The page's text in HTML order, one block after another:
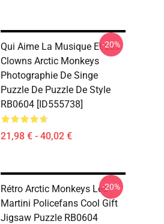
Qui Aime La Musique Et Les
Clowns Arctic Monkeys
Photographie De Singe
Puzzle De Puzzle De Style
RB0604 [ID555738]
21,98 € - 40,02 €
-20%
Rétro Arctic Monkeys Les
Martini Policefans Cool Gift
Jigsaw Puzzle RB0604
-20%